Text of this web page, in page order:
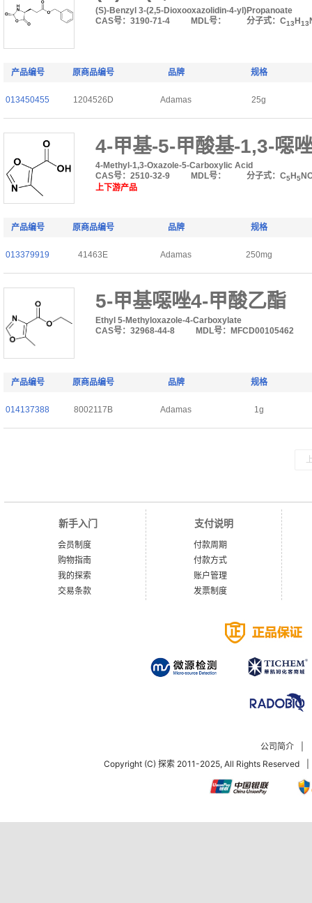
(S)-Benzyl 3-(2,5-Dioxooxazolidin-4-yl)Propanoate
CAS号：3190-71-4
MDL号： 分子式：C13 H 13
产品编号 原商品编号 品牌 规格
013450455 1204526D Adamas 25g
4-甲基-5-甲酸基-1,3-噁
4-Methyl-1,3-Oxazole-5-Carboxylic Acid
CAS号：2510-32-9
MDL号： 分子式：C5H 5
上下游产品
产品编号 原商品编号 品牌 规格
013379919 41463E Adamas 250mg
5-甲基噁唑4-甲酸乙酯
Ethyl 5-Methyloxazole-4-Carboxylate
CAS号：32968-44-8
MDL号：MFCD00105462
产品编号 原商品编号 品牌 规格
014137388 8002117B Adamas 1g
新手入门
会员制度
购物指南
我的探索
交易条款
支付说明
付款周期
付款方式
账户管理
发票制度
公司简介
Copyright (C) 探索 2011-2025, All Rights Reserved